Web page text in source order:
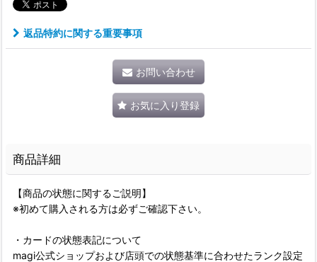
返品特約に関する重要事項
お問い合わせ
お気に入り登録
商品詳細
【商品の状態に関するご説明】
※初めて購入される方は必ずご確認下さい。
・カードの状態表記について
magi公式ショップおよび店頭での状態基準に合わせたランク設定